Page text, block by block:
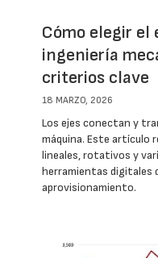
Cómo elegir el
ingeniería
criterios clave
18 MARZO, 2026
Los ejes conectan y
máquina. Este artículo
lineales, rotativos y
herramientas digitales
aprovisionamiento.